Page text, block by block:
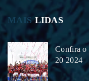
MAISLIDAS
Confira o
20 2024